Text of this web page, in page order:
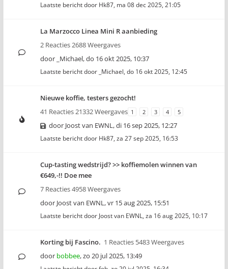
Laatste bericht door Hk87, ma 08 dec 2025, 21:05
La Marzocco Linea Mini R aanbieding
2 Reacties 2688 Weergaves
door _Michael,do 16 okt 2025, 10:37
Laatste bericht door _Michael, do 16 okt 2025, 12:45
Nieuwe koffie, testers gezocht!
41 Reacties 21332 Weergaves 1 2 3 4 5
door Joost van EWNL,di 16 sep 2025, 12:27
Laatste bericht door Hk87, za 27 sep 2025, 16:53
Cup-tasting wedstrijd? >> koffiemolen winnen van
€649,-!! Doe mee
7 Reacties 4958 Weergaves
door Joost van EWNL,vr 15 aug 2025, 15:51
Laatste bericht door Joost van EWNL, za 16 aug 2025, 10:17
Korting bij Fascino. 1 Reacties 5483 Weergaves
door bobbee,zo 20 jul 2025, 13:49